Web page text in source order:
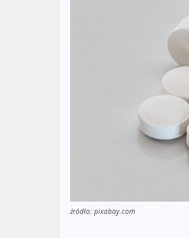
źródło: pixabay.com